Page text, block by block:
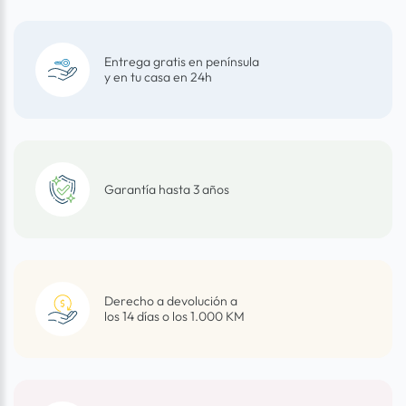
Entrega gratis en península
y en tu casa en 24h
Garantía hasta 3 años
Derecho a devolución a
los 14 días o los 1.000 KM